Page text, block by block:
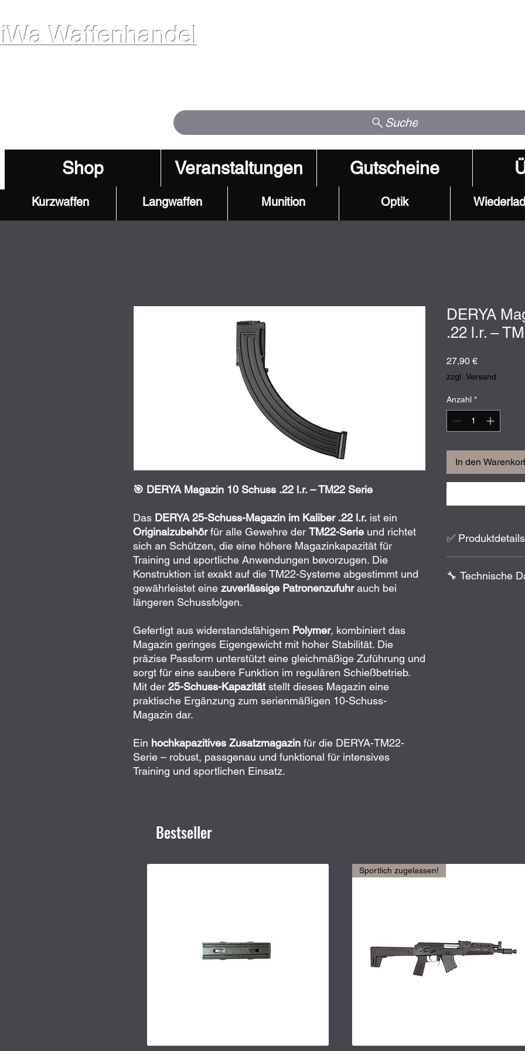
Waffenhandel
Suche
Shop Veranstaltungen Gutscheine
Kurzwaffen Langwaffen Munition Optik
🎯 DERYAMagazin 10 Schuss .22 l.r. – TM22 Serie
Das DERYA 25-Schuss-Magazin im Kaliber .22 l.r. ist ein
Originalzubehörfür alle Gewehre der TM22-Serie und richtet
sich an Schützen, die eine höhere Magazinkapazität für
Training und sportliche Anwendungen bevorzugen. Die
Konstruktion ist exakt auf die TM22-Systeme abgestimmt und
gewährleistet eine zuverlässige Patronenzufuhrauch bei
längeren Schussfolgen.
Gefertigt aus widerstandsfähigem Polymer, kombiniert das
Magazin geringes Eigengewicht mit hoher Stabilität. Die
präzise Passform unterstützt eine gleichmäßige Zuführung und
sorgt für eine saubere Funktion im regulären Schießbetrieb.
Mit der 25-Schuss-Kapazitätstellt dieses Magazin eine
praktische Ergänzung zum serienmäßigen 10-Schuss-
Magazin dar.
Ein hochkapazitives Zusatzmagazin für die DERYA-TM22-
Serie – robust, passgenau und funktional für intensives
Training und sportlichen Einsatz.
DERYA
.22 l.r. –
27,90 €Preis
zzgl. Versand
Anzahl *
In den
✅ Produktdetails
Passend füralle
🔧 Technische
Bestseller
Sportlich zugelassen!